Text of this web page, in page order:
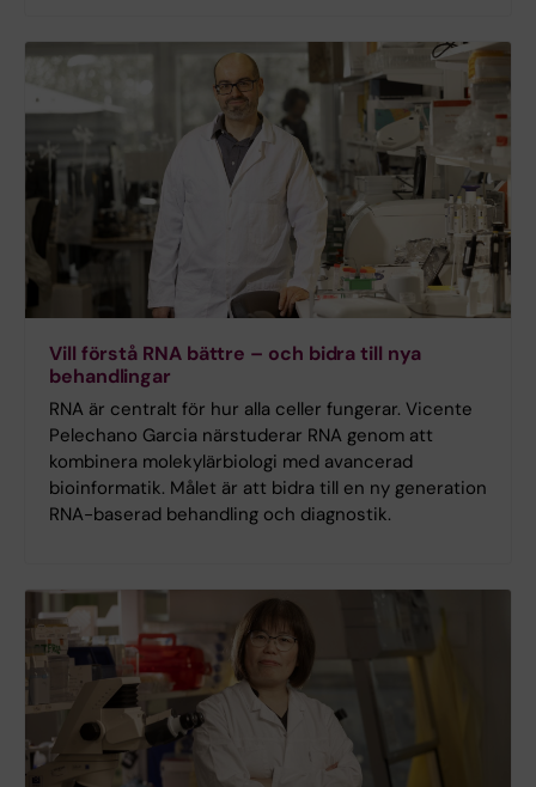
Vill förstå RNA bättre – och bidra till nya
behandlingar
RNA är centralt för hur alla celler fungerar. Vicente
Pelechano Garcia närstuderar RNA genom att
kombinera molekylärbiologi med avancerad
bioinformatik. Målet är att bidra till en ny generation
RNA-baserad behandling och diagnostik.